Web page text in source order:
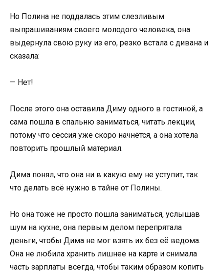
Но Полина не поддалась этим слезливым
выпрашиваниям своего молодого человека, она
выдернула свою руку из его, резко встала с дивана и
сказала:
— Нет!
После этого она оставила Диму одного в гостиной, а
сама пошла в спальню заниматься, читать лекции,
потому что сессия уже скоро начнётся, а она хотела
повторить прошлый материал.
Дима понял, что она ни в какую ему не уступит, так
что делать всё нужно в тайне от Полины.
Но она тоже не просто пошла заниматься, услышав
шум на кухне, она первым делом перепрятала
деньги, чтобы Дима не мог взять их без её ведома.
Она не любила хранить лишнее на карте и снимала
часть зарплаты всегда, чтобы таким образом копить